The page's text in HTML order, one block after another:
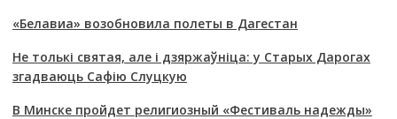
«Белавиа» возобновила полеты в Дагестан
Не толькі святая, але і дзяржаўніца: у Старых Дарогах
згадваюць Сафію Слуцкую
В Минске пройдет религиозный «Фестиваль надежды»